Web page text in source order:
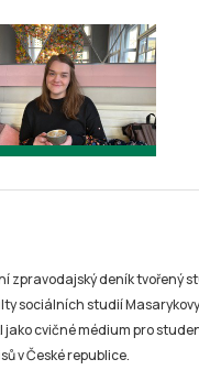
zpravodajský deník tvořený
sociálních studií
cvičné médium pro
v České republice.